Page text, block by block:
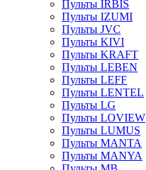
Пульты IRBIS
Пульты IZUMI
Пульты JVC
Пульты KIVI
Пульты KRAFT
Пульты LEBEN
Пульты LEFF
Пульты LENTEL
Пульты LG
Пульты LOVIEW
Пульты LUMUS
Пульты MANTA
Пульты MANYA